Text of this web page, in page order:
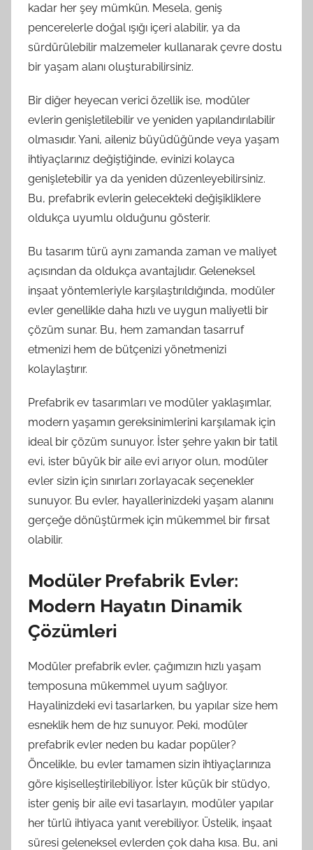
kadar her şey mümkün. Mesela, geniş
pencerelerle doğal ışığı içeri alabilir, ya da
sürdürülebilir malzemeler kullanarak çevre dostu
bir yaşam alanı oluşturabilirsiniz.
Bir diğer heyecan verici özellik ise, modüler
evlerin genişletilebilir ve yeniden yapılandırılabilir
olmasıdır. Yani, aileniz büyüdüğünde veya yaşam
ihtiyaçlarınız değiştiğinde, evinizi kolayca
genişletebilir ya da yeniden düzenleyebilirsiniz.
Bu, prefabrik evlerin gelecekteki değişikliklere
oldukça uyumlu olduğunu gösterir.
Bu tasarım türü aynı zamanda zaman ve maliyet
açısından da oldukça avantajlıdır. Geleneksel
inşaat yöntemleriyle karşılaştırıldığında, modüler
evler genellikle daha hızlı ve uygun maliyetli bir
çözüm sunar. Bu, hem zamandan tasarruf
etmenizi hem de bütçenizi yönetmenizi
kolaylaştırır.
Prefabrik ev tasarımları ve modüler yaklaşımlar,
modern yaşamın gereksinimlerini karşılamak için
ideal bir çözüm sunuyor. İster şehre yakın bir tatil
evi, ister büyük bir aile evi arıyor olun, modüler
evler sizin için sınırları zorlayacak seçenekler
sunuyor. Bu evler, hayallerinizdeki yaşam alanını
gerçeğe dönüştürmek için mükemmel bir fırsat
olabilir.
Modüler Prefabrik Evler:
Modern Hayatın Dinamik
Çözümleri
Modüler prefabrik evler, çağımızın hızlı yaşam
temposuna mükemmel uyum sağlıyor.
Hayalinizdeki evi tasarlarken, bu yapılar size hem
esneklik hem de hız sunuyor. Peki, modüler
prefabrik evler neden bu kadar popüler?
Öncelikle, bu evler tamamen sizin ihtiyaçlarınıza
göre kişiselleştirilebiliyor. İster küçük bir stüdyo,
ister geniş bir aile evi tasarlayın, modüler yapılar
her türlü ihtiyaca yanıt verebiliyor. Üstelik, inşaat
süresi geleneksel evlerden çok daha kısa. Bu, ani